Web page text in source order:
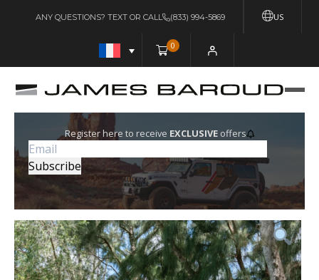
US
ANY QUESTIONS? TEXT OR CALL (833) 994-5869
0
Register here to receive EXCLUSIVEoffers